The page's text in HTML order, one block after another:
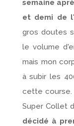
semaine
et demi de
gros doutes
le volume
mais mon
à subir les
cette course.
Super Collet
décidé à